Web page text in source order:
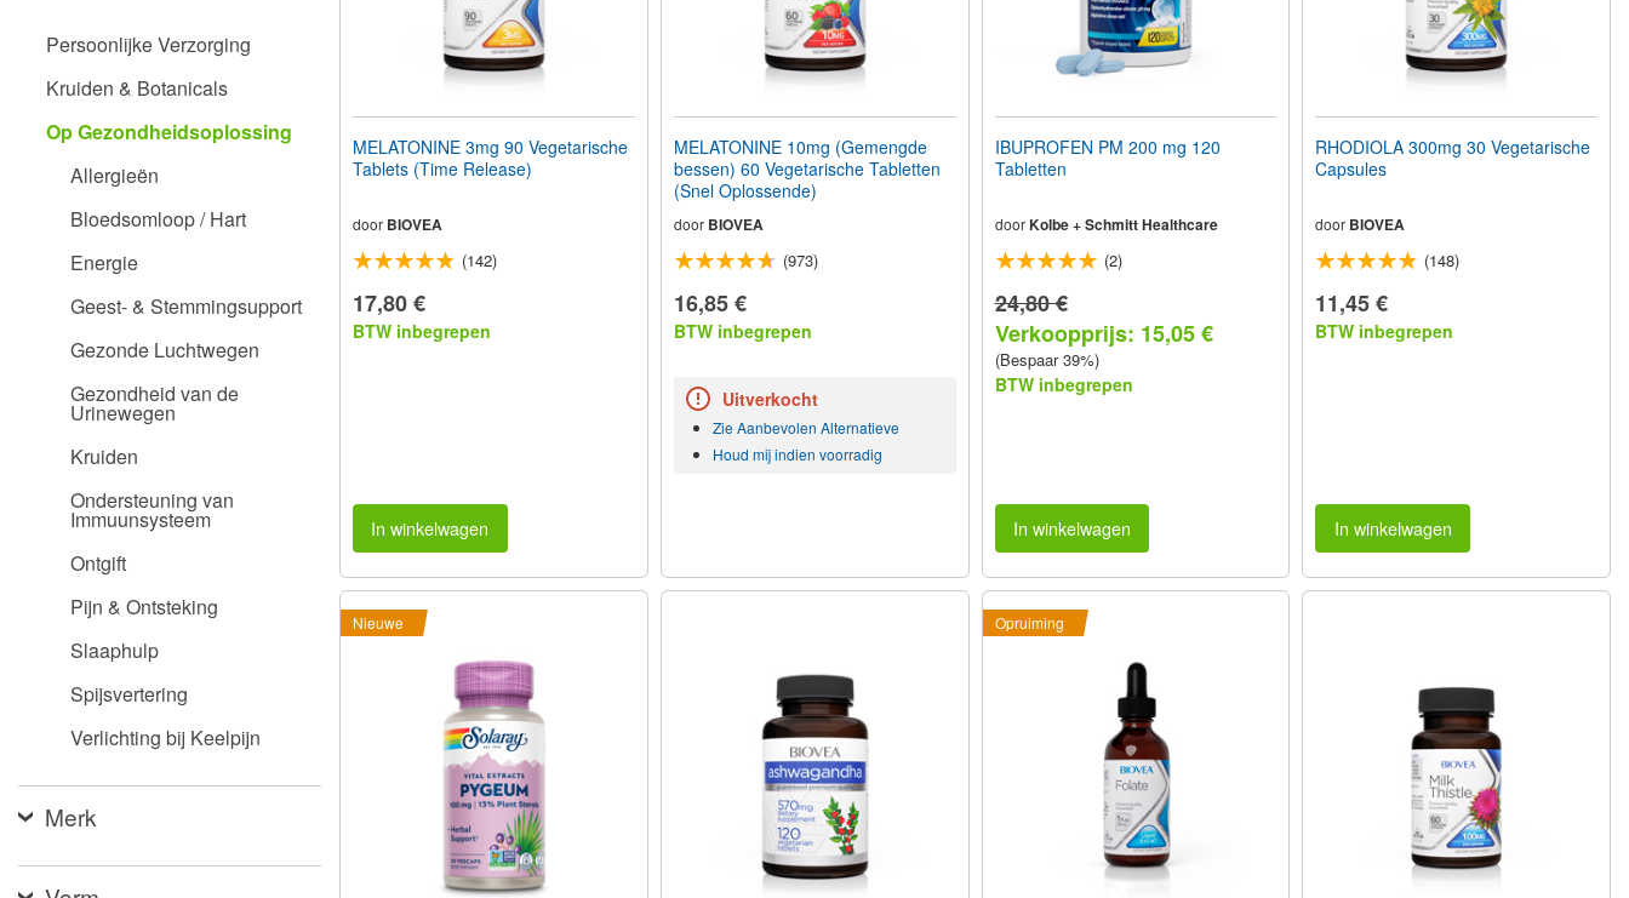
gebruiken;
Persoonlijke Verzorging
Kruiden & Botanicals
Op Gezondheidsoplossing
Allergieën
Bloedsomloop / Hart
Energie
Geest- & Stemmingsupport
Gezonde Luchtwegen
Gezondheid van de
Urinewegen
Kruiden
Ondersteuning van
Immuunsysteem
Ontgift
Pijn & Ontsteking
Slaaphulp
Spijsvertering
Verlichting bij Keelpijn
Merk
MELATONINE 3mg 90 Vegetarische
Tablets (Time Release)
door BIOVEA
(142)
17,80 €
BTW inbegrepen
In winkelwagen
MELATONINE 10mg (Gemengde
bessen) 60 Vegetarische Tabletten
(Snel Oplossende)
door BIOVEA
(973)
16,85 €
BTW inbegrepen
Uitverkocht
Zie Aanbevolen Alternatieve
Houd mij indien voorradig
IBUPROFEN PM 200 mg 120
Tabletten
door Kolbe + Schmitt Healthcare
(2)
24,80 €
Verkoopprijs: 15,05 €
(Bespaar 39%)
BTW inbegrepen
In winkelwagen
RHODIOLA 300mg 30 Vegetarische
Capsules
door BIOVEA
(148)
11,45 €
BTW inbegrepen
In winkelwagen
Nieuwe Opruiming